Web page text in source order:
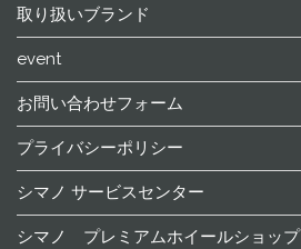
取り扱いブランド
event
お問い合わせフォーム
プライバシーポリシー
シマノ サービスセンター
シマノ プレミアムホイールショップ